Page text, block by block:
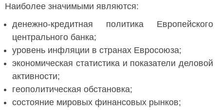
Наиболее значимыми являются:
денежно-кредитная политика Европейского
центрального банка;
уровень инфляции в странах Евросоюза;
экономическая статистика и показатели деловой
активности;
геополитическая обстановка;
состояние мировых финансовых рынков;